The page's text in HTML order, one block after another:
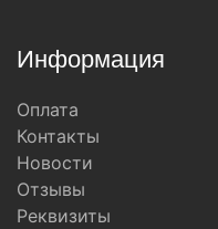
Информация
Оплата
Контакты
Новости
Отзывы
Реквизиты